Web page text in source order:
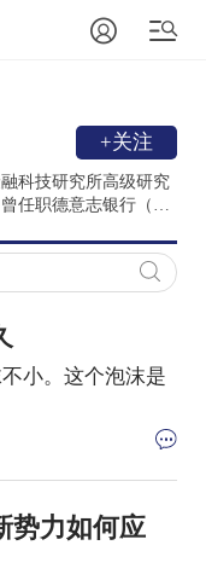
+关注
科技研究所高级研究
任职德意志银行（美
风险管理师(FRM),
士生。
小。这个泡沫是
势力如何应